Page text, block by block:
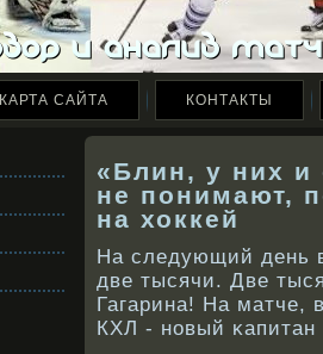
КАРТА САЙТА КОНТАКТЫ
«Блин, у них и
не понимают,
на хоккей
На следующий день
две тысячи. Две
Гагарина! На матче,
КХЛ - нοвый